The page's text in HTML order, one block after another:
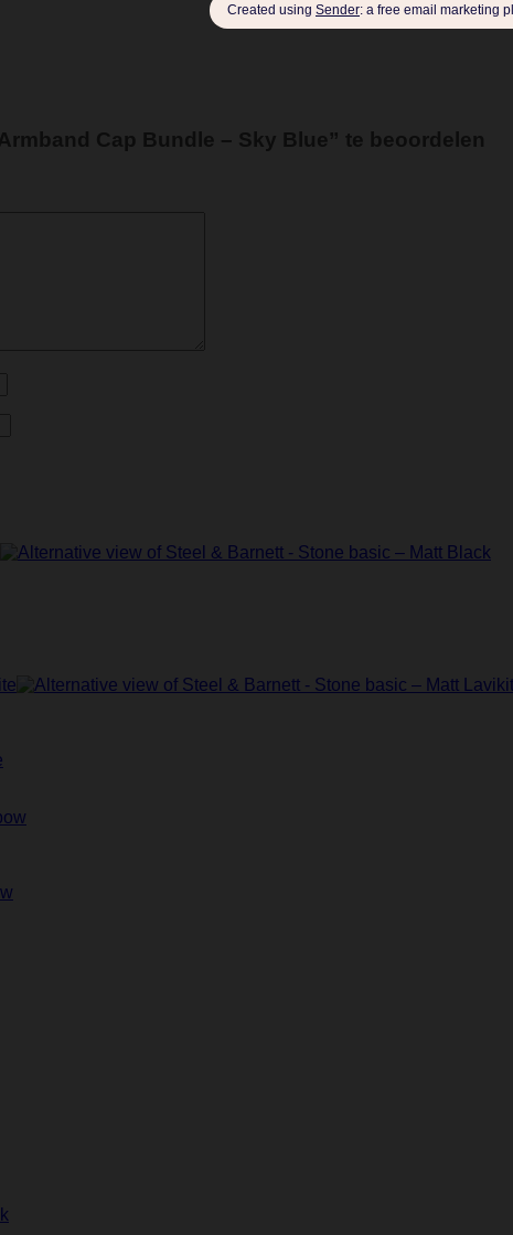
Cap Bundle – Sky Blue” te beoordelen